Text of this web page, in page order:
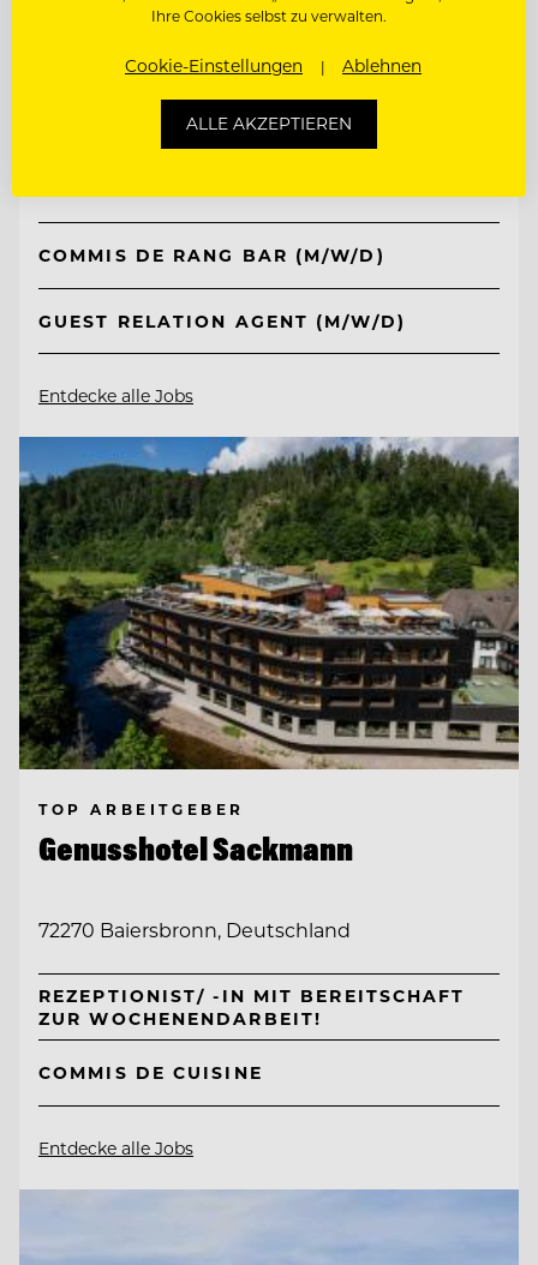
TOP ARBEITGEBER
Kempinski Hotel Berchtesgaden
COMMIS DE RANG BAR (M/W/D)
GUEST RELATION AGENT (M/W/D)
Entdecke alle Jobs
TOP ARBEITGEBER
Genusshotel Sackmann
72270 Baiersbronn, Deutschland
REZEPTIONIST/ -IN MIT BEREITSCHAFT
ZUR WOCHENENDARBEIT!
COMMIS DE CUISINE
Entdecke alle Jobs
Ihre Cookies selbst zu verwalten.
Cookie-Einstellungen Ablehnen
ALLE AKZEPTIEREN